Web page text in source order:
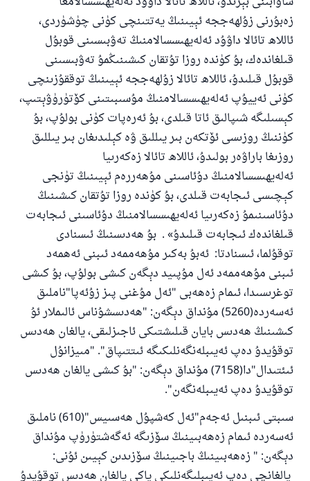
زەبۇرنى زۇلھەججە ئېيىنىڭ يەتتىنچى كۈنى چۈشۈردى،
ئاللاھ تائالا داۋۇد ئەلەيھىسسالامنىڭ تەۋبىسىنى قوبۇل
قىلغاندەك، بۇ كۈندە روزا تۇتقان كىشىنىڭمۇ تەۋبىسىنى
قوبۇل قىلىدۇ، ئاللاھ تائالا زۇلھەججە ئېيىنىڭ توققۇزىنچى
كۈنى ئەييۇپ ئەلەيھىسسالامنىڭ مۇسىبىتىنى كۆتۈرۈۋېتىپ،
كېسىلىگە شىپالىق ئاتا قىلدى، بۇ ئەرەپات كۈنى بولۇپ، بۇ
كۈننىڭ روزىسى ئۆتكەن بىر يىللىق ۋە كېلىدىغان بىر يىللىق
روزىغا باراۋەر بولىدۇ، ئاللاھ تائالا زەكەرىيا
ئەلەيھىسسالامنىڭ دۇئاسىنى مۇھەررەم ئېيىنىڭ تۈنجى
كېچىسى ئىجابەت قىلدى، بۇ كۈندە روزا تۇتقان كىشىنىڭ
دۇئاسىنىمۇ زەكەرىيا ئەلەيھىسسالامنىڭ دۇئاسىنى ئىجابەت
قىلغاندەك ئىجابەت قىلىدۇ» . بۇ ھەدىسنىڭ ئىسنادى
توقۇلما، ئىسنادتا: ئەبۇ بەكىر مۇھەممەد ئىبنى ئەھمەد
ئىبنى مۇھەممەد ئەل مۇپىيد دېگەن كىشى بولۇپ، بۇ كىشى
توغرىسىدا، ئىمام زەھەبى "ئەل مۇغنى پىز زۇئەپا"ناملىق
ئەسەردە(5260) مۇنداق دېگەن: "ھەدىسشۇناس ئالىملار ئۇ
كىشىنىڭ ھەدىس بايان قىلىشتىكى ئاجىزلىقى، يالغان ھەدىس
توقۇيدۇ دەپ ئەيىبلەنگەنلىكىگە ئىتتىپاق". "مىيزانۇل
ئىئتىدال"دا(7158) مۇنداق دېگەن: "بۇ كىشى يالغان ھەدىس
توقۇيدۇ دەپ ئەيىبلەنگەن".
سىبتى ئىبنىل ئەجەم"ئەل كەشپۇل ھەسىيس"(610) ناملىق
ئەسەردە ئىمام زەھەبىينىڭ سۆزىگە ئەگەشتۈرۈپ مۇنداق
دېگەن: " زەھەبىينىڭ باجىينىڭ سۆزىدىن كېيىن ئۇنى:
يالغانچى دەپ ئەيىبلىگەنلىكى ياكى يالغان ھەدىس توقۇيدۇ